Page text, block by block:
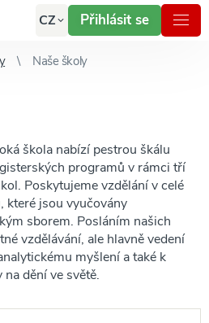
CZ Přihlásit se
Naše školy
škola nabízí pestrou škálu
programů v rámci tří
Poskytujeme vzdělání v celé
které jsou vyučovány
sborem. Posláním našich
vzdělávání, ale hlavně vedení
myšlení a také k
dění ve světě.